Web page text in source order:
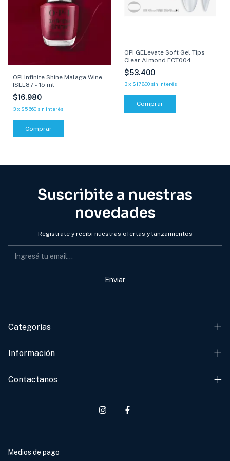
OPI Infinite Shine Malaga Wine
ISLL87 - 15 ml
$16.980
3x $5.660 sin interés
Comprar
OPI GELevate Soft Gel Tips
Clear Almond FCT004
$53.400
3 x $17.800 sin interés
Suscribite a nuestras
novedades
Registrate y recibí nuestras ofertas y lanzamientos
Categorías
Información
Contactanos
Medios de pago